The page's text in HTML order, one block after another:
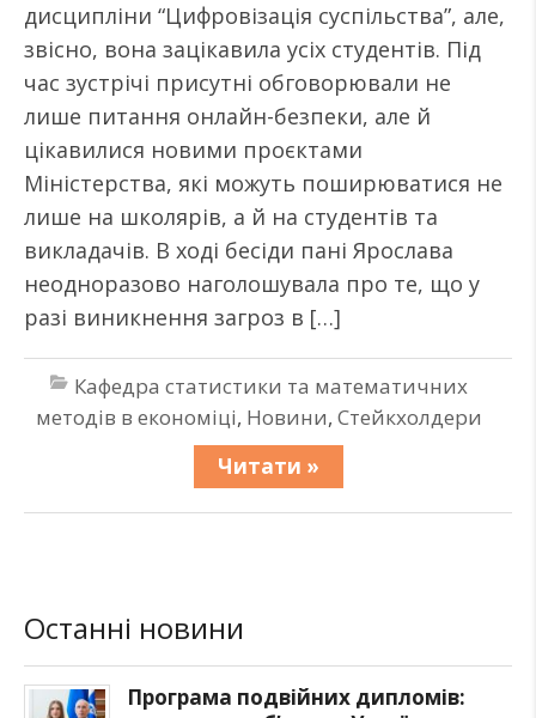
дисципліни “Цифровізація суспільства”, але,
звісно, вона зацікавила усіх студентів. Під
час зустрічі присутні обговорювали не
лише питання онлайн-безпеки, але й
цікавилися новими проєктами
Міністерства, які можуть поширюватися не
лише на школярів, а й на студентів та
викладачів. В ході бесіди пані Ярослава
неодноразово наголошувала про те, що у
разі виникнення загроз в […]
Кафедра статистики та математичних
методів в економіці, Новини, Стейкхолдери
Читати »
Останні новини
Програма подвійних дипломів: